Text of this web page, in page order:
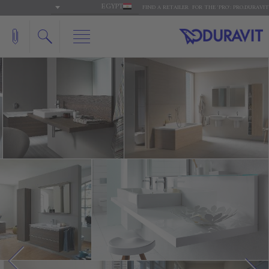
FOR THE 'PRO': PRO.DURAVIT
FIND A RETAILER
EGYPT